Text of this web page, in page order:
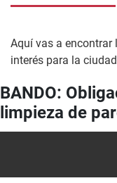
Aquí vas a
interés para la
BANDO:
limpieza de